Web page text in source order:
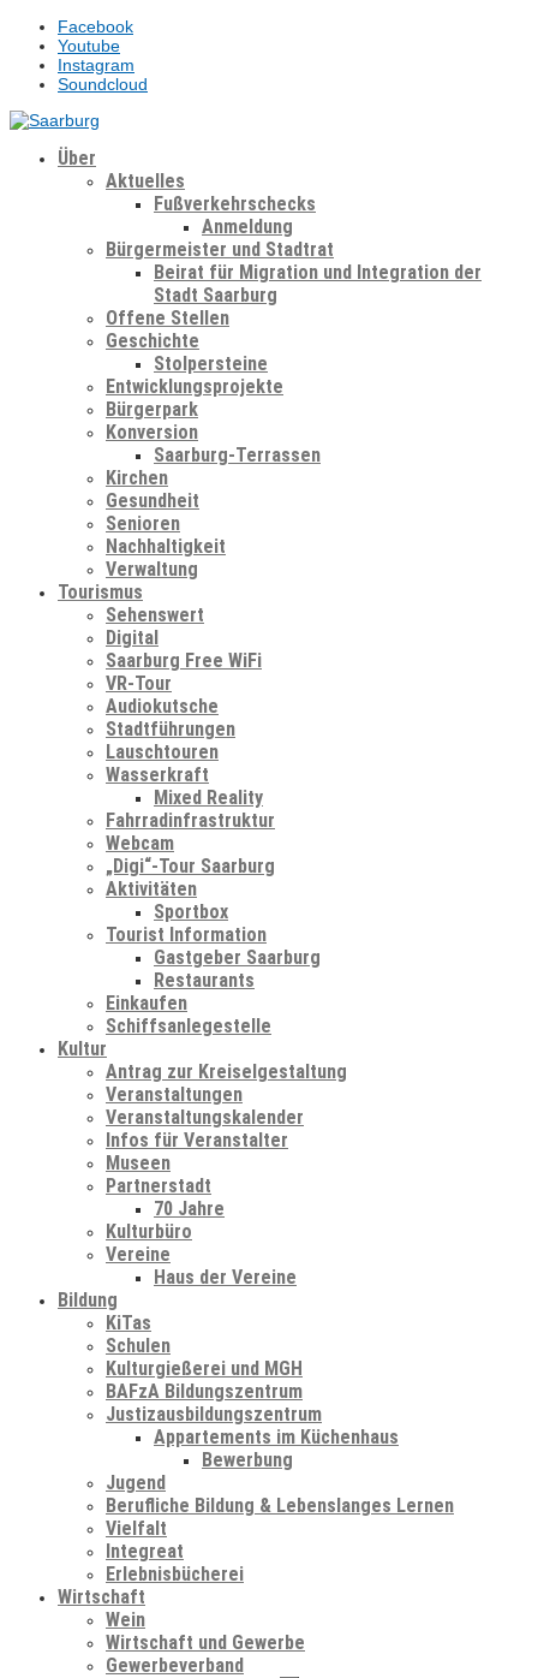
Facebook
Youtube
Instagram
Soundcloud
Über
Aktuelles
Fußverkehrschecks
Anmeldung
Bürgermeister und Stadtrat
Beirat für Migration und Integration der
Stadt Saarburg
Offene Stellen
Geschichte
Stolpersteine
Entwicklungsprojekte
Bürgerpark
Konversion
Saarburg-Terrassen
Kirchen
Gesundheit
Senioren
Nachhaltigkeit
Verwaltung
Tourismus
Sehenswert
Digital
Saarburg Free WiFi
VR-Tour
Audiokutsche
Stadtführungen
Lauschtouren
Wasserkraft
Mixed Reality
Fahrradinfrastruktur
Webcam
„Digi“-Tour Saarburg
Aktivitäten
Sportbox
Tourist Information
Gastgeber Saarburg
Restaurants
Einkaufen
Schiffsanlegestelle
Kultur
Antrag zur Kreiselgestaltung
Veranstaltungen
Veranstaltungskalender
Infos für Veranstalter
Museen
Partnerstadt
70 Jahre
Kulturbüro
Vereine
Haus der Vereine
Bildung
KiTas
Schulen
Kulturgießerei und MGH
BAFzA Bildungszentrum
Justizausbildungszentrum
Appartements im Küchenhaus
Bewerbung
Jugend
Berufliche Bildung & Lebenslanges Lernen
Vielfalt
Integreat
Erlebnisbücherei
Wirtschaft
Wein
Wirtschaft und Gewerbe
Gewerbeverband